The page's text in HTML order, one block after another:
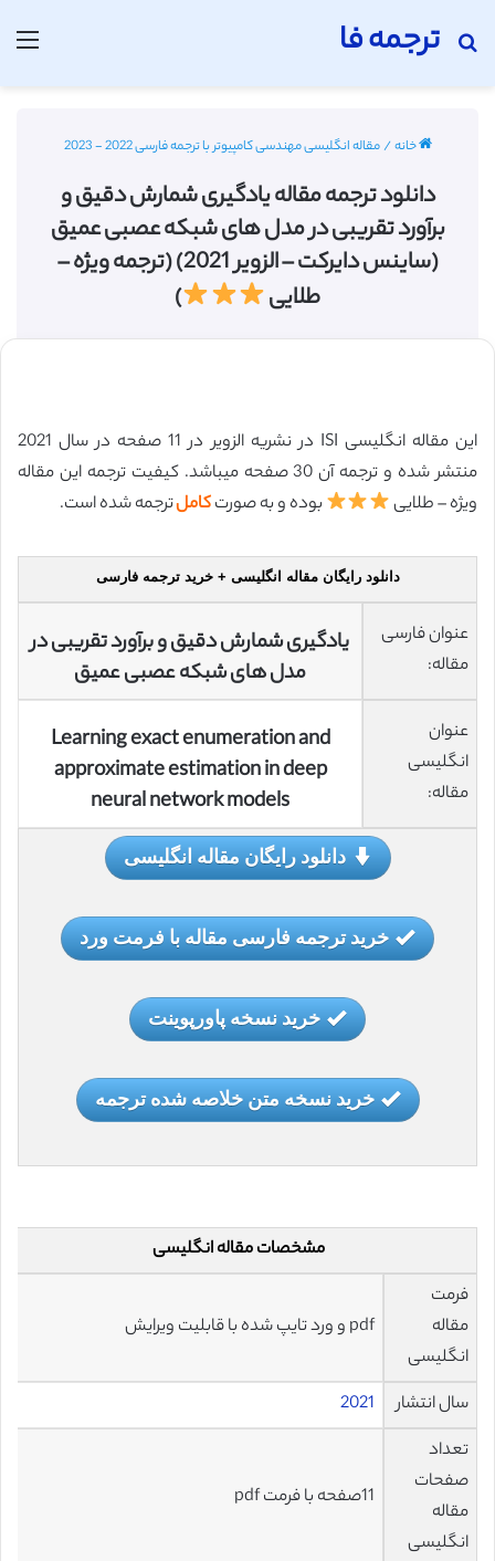
ترجمه فا
جستجو برای
خانه/مقاله انگلیسی مهندسی کامپیوتر با ترجمه فارسی 2022 - 2023
دانلود ترجمه مقاله یادگیری شمارش دقیق و
برآورد تقریبی در مدل های شبکه عصبی عمیق
(ساینس دایرکت – الزویر 2021) (ترجمه ویژه –
طلایی
)
این مقاله انگلیسی ISI در نشریه الزویر در 11 صفحه در سال 2021
منتشر شده و ترجمه آن 30 صفحه میباشد. کیفیت ترجمه این مقاله
ویژه – طلایی
بوده و به صورتکاملترجمه شده است.
دانلود رایگان مقاله انگلیسی + خرید ترجمه فارسی
عنوان فارسی
مقاله:
یادگیری شمارش دقیق و برآورد تقریبی در
مدل های شبکه عصبی عمیق
عنوان
انگلیسی
مقاله:
Learning exact enumeration and
approximate estimation in deep
neural network models
دانلود رایگان مقاله انگلیسی
خرید ترجمه فارسی مقاله با فرمت ورد
خرید نسخه پاورپوینت
خرید نسخه متن خلاصه شده ترجمه
مشخصات مقاله انگلیسی
فرمت
مقاله
انگلیسی
pdf و ورد تایپ شده با قابلیت ویرایش
سال انتشار
2021
تعداد
صفحات
مقاله
انگلیسی
11صفحه با فرمت pdf